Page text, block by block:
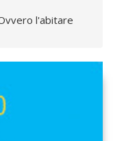
l'abitare